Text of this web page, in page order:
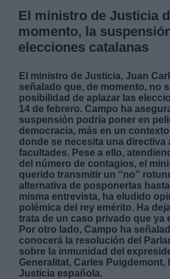
El ministro de Justicia
momento, la
elecciones catalanas
El ministro de Justicia, Juan
señalado que, de momento, no
posibilidad de aplazar las
14 de febrero. Campo ha
suspensión podría poner en
democracia, más en un
donde se necesita una directiva
facultades. Pese a ello,
del número de contagios, el
querido transmitir un “no”
alternativa de posponerlas
misma entrevista, ha eludido
polémica del rey emérito. Ha
trata de un caso privado que ya
Por otro lado, Campo ha
conocerá la resolución del
sobre la inmunidad del
Generalitat, Carles Puigdemont,
Justicia española.
Legitimación:
Destinatarios:
Derechos:
link
Información adicional
link